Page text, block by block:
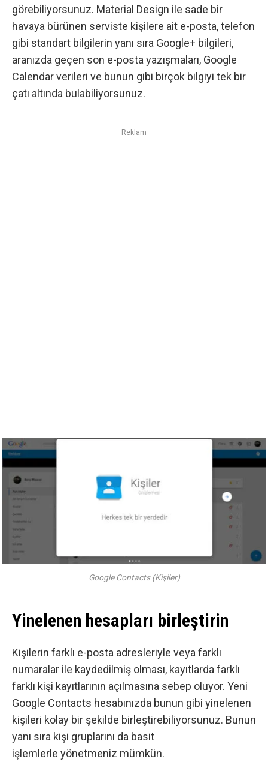
görebiliyorsunuz. Material Design ile sade bir
havaya bürünen serviste kişilere ait e-posta, telefon
gibi standart bilgilerin yanı sıra Google+ bilgileri,
aranızda geçen son e-posta yazışmaları, Google
Calendar verileri ve bunun gibi birçok bilgiyi tek bir
çatı altında bulabiliyorsunuz.
Reklam
Google Contacts (Kişiler)
Yinelenen hesapları birleştirin
Kişilerin farklı e-posta adresleriyle veya farklı
numaralar ile kaydedilmiş olması, kayıtlarda farklı
farklı kişi kayıtlarının açılmasına sebep oluyor. Yeni
Google Contacts hesabınızda bunun gibi yinelenen
kişileri kolay bir şekilde birleştirebiliyorsunuz. Bunun
yanı sıra kişi gruplarını da basit
işlemlerle yönetmeniz mümkün.